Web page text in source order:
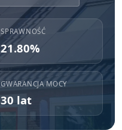
SPRAWNOŚĆ
21.80%
GWARANCJA MOCY
30 lat